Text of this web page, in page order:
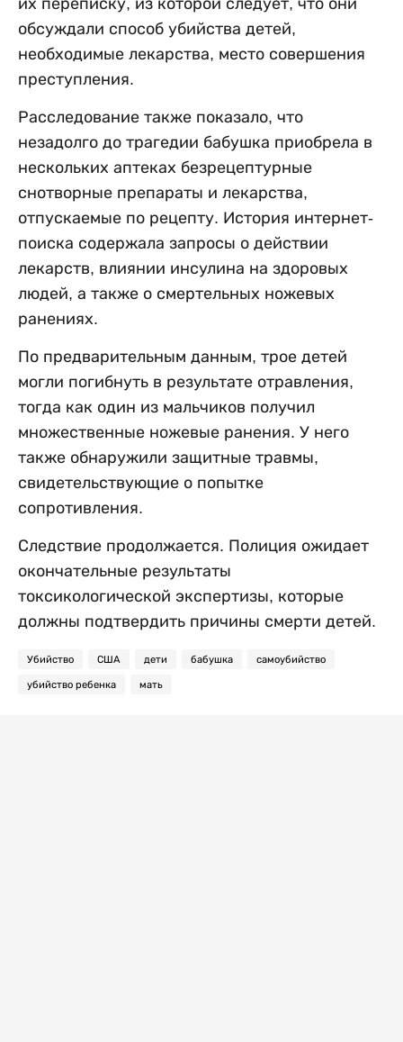
их переписку, из которой следует, что они
обсуждали способ убийства детей,
необходимые лекарства, место совершения
преступления.
Расследование также показало, что
незадолго до трагедии бабушка приобрела в
нескольких аптеках безрецептурные
снотворные препараты и лекарства,
отпускаемые по рецепту. История интернет-
поиска содержала запросы о действии
лекарств, влиянии инсулина на здоровых
людей, а также о смертельных ножевых
ранениях.
По предварительным данным, трое детей
могли погибнуть в результате отравления,
тогда как один из мальчиков получил
множественные ножевые ранения. У него
также обнаружили защитные травмы,
свидетельствующие о попытке
сопротивления.
Следствие продолжается. Полиция ожидает
окончательные результаты
токсикологической экспертизы, которые
должны подтвердить причины смерти детей.
Убийство США дети бабушка самоубийство
убийство ребенка мать